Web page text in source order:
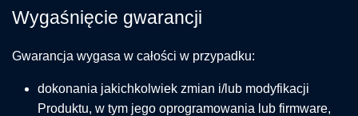
Wygaśnięcie gwarancji
Gwarancja wygasa w całości w przypadku:
dokonania jakichkolwiek zmian i/lub modyfikacji
Produktu, w tym jego oprogramowania lub firmware,